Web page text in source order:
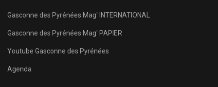
Gasconne des Pyrénées Mag' INTERNATIONAL
Gasconne des Pyrénées Mag' PAPIER
Youtube Gasconne des Pyrénées
Agenda